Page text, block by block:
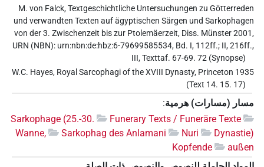
M. von Falck, Textgeschichtliche Untersuchungen zu Götterreden
und verwandten Texten auf ägyptischen Särgen und Sarkophagen
von der 3. Zwischenzeit bis zur Ptolemäerzeit, Diss. Münster 2001,
URN (NBN): urn:nbn:de:hbz:6-79699585534, Bd. I, 112ff.; II, 216ff.,
III, Texttaf. 67-69. 72 (Synopse)
W.C. Hayes, Royal Sarcophagi of the XVIII Dynasty, Princeton 1935
(Text 14. 15. 17)
مسار (مسارات) هرمية:
Funerary Texts / Funeräre Texte
Sarkophage (25.-30.
Dynastie)
Nuri
Sarkophag des Anlamani
Wanne,
außen
Kopfende